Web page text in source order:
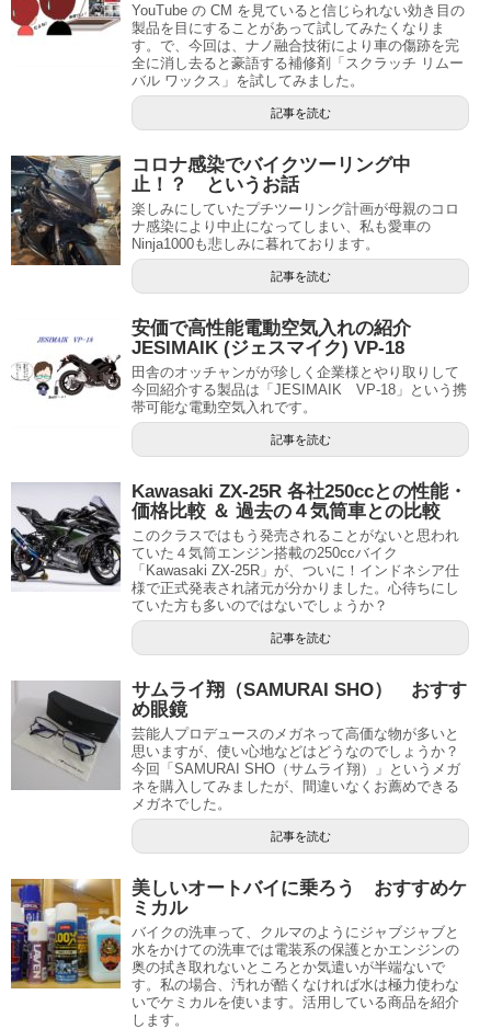
YouTube の CM を見ていると信じられない効き目の
製品を目にすることがあって試してみたくなりま
す。で、今回は、ナノ融合技術により車の傷跡を完
全に消し去ると豪語する補修剤「スクラッチ リムー
バル ワックス」を試してみました。
記事を読む
コロナ感染でバイクツーリング中
止！？ というお話
楽しみにしていたプチツーリング計画が母親のコロ
ナ感染により中止になってしまい、私も愛車の
Ninja1000も悲しみに暮れております。
記事を読む
安価で高性能電動空気入れの紹介
JESIMAIK (ジェスマイク) VP-18
田舎のオッチャンがが珍しく企業様とやり取りして
今回紹介する製品は「JESIMAIK VP-18」という携
帯可能な電動空気入れです。
記事を読む
Kawasaki ZX-25R 各社250ccとの性能・
価格比較 ＆ 過去の４気筒車との比較
このクラスではもう発売されることがないと思われ
ていた４気筒エンジン搭載の250ccバイク
「Kawasaki ZX-25R」が、ついに！インドネシア仕
様で正式発表され諸元が分かりました。心待ちにし
ていた方も多いのではないでしょうか？
記事を読む
サムライ翔（SAMURAI SHO） おすす
め眼鏡
芸能人プロデュースのメガネって高価な物が多いと
思いますが、使い心地などはどうなのでしょうか？
今回「SAMURAI SHO（サムライ翔）」というメガ
ネを購入してみましたが、間違いなくお薦めできる
メガネでした。
記事を読む
美しいオートバイに乗ろう おすすめケ
ミカル
バイクの洗車って、クルマのようにジャブジャブと
水をかけての洗車では電装系の保護とかエンジンの
奥の拭き取れないところとか気遣いが半端ないで
す。私の場合、汚れが酷くなければ水は極力使わな
いでケミカルを使います。活用している商品を紹介
します。